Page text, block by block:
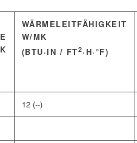
WÄRMELEITFÄHIGKEIT
W/MK
(BTU·IN / FT2·H·°F)
12 (--)